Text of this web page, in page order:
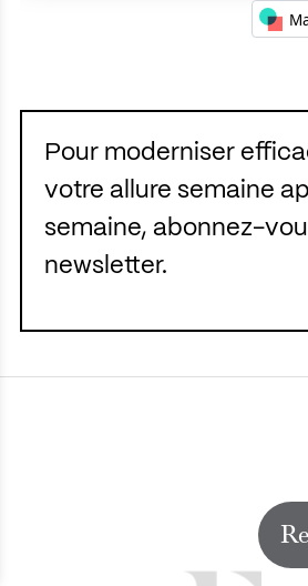
Pour moderniser
votre allure semaine
semaine, abonnez-
newsletter.